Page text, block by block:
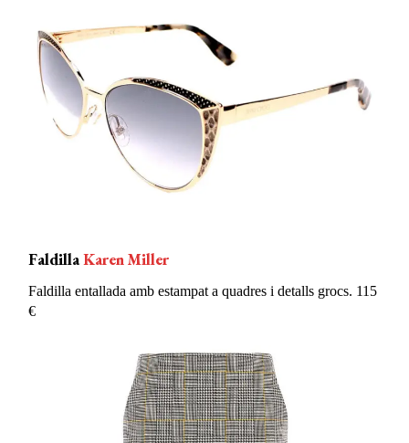
FaldillaKaren Miller
Faldilla entallada amb estampat a quadres i detalls grocs. 115
€